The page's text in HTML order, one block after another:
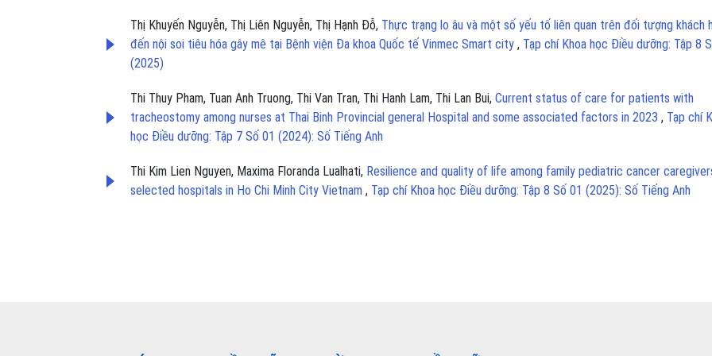
Thị Khuyến Nguyễn, Thị Liên Nguyễn, Thị Hạnh Đỗ, Thực trạng lo âu và một số yếu tố liên quan trên đối tượng khách
đến nội soi tiêu hóa gây mê tại Bệnh viện Đa khoa Quốc tế Vinmec Smart city , Tạp chí Khoa học Điều dưỡng: Tập 8
(2025)
Thi Thuy Pham, Tuan Anh Truong, Thi Van Tran, Thi Hanh Lam, Thi Lan Bui, Current status of care for patients with
tracheostomy among nurses at Thai Binh Provincial general Hospital and some associated factors in 2023 , Tạp chí
học Điều dưỡng: Tập 7 Số 01 (2024): Số Tiếng Anh
Thi Kim Lien Nguyen, Maxima Floranda Lualhati, Resilience and quality of life among family pediatric cancer
selected hospitals in Ho Chi Minh City Vietnam , Tạp chí Khoa học Điều dưỡng: Tập 8 Số 01 (2025): Số Tiếng Anh